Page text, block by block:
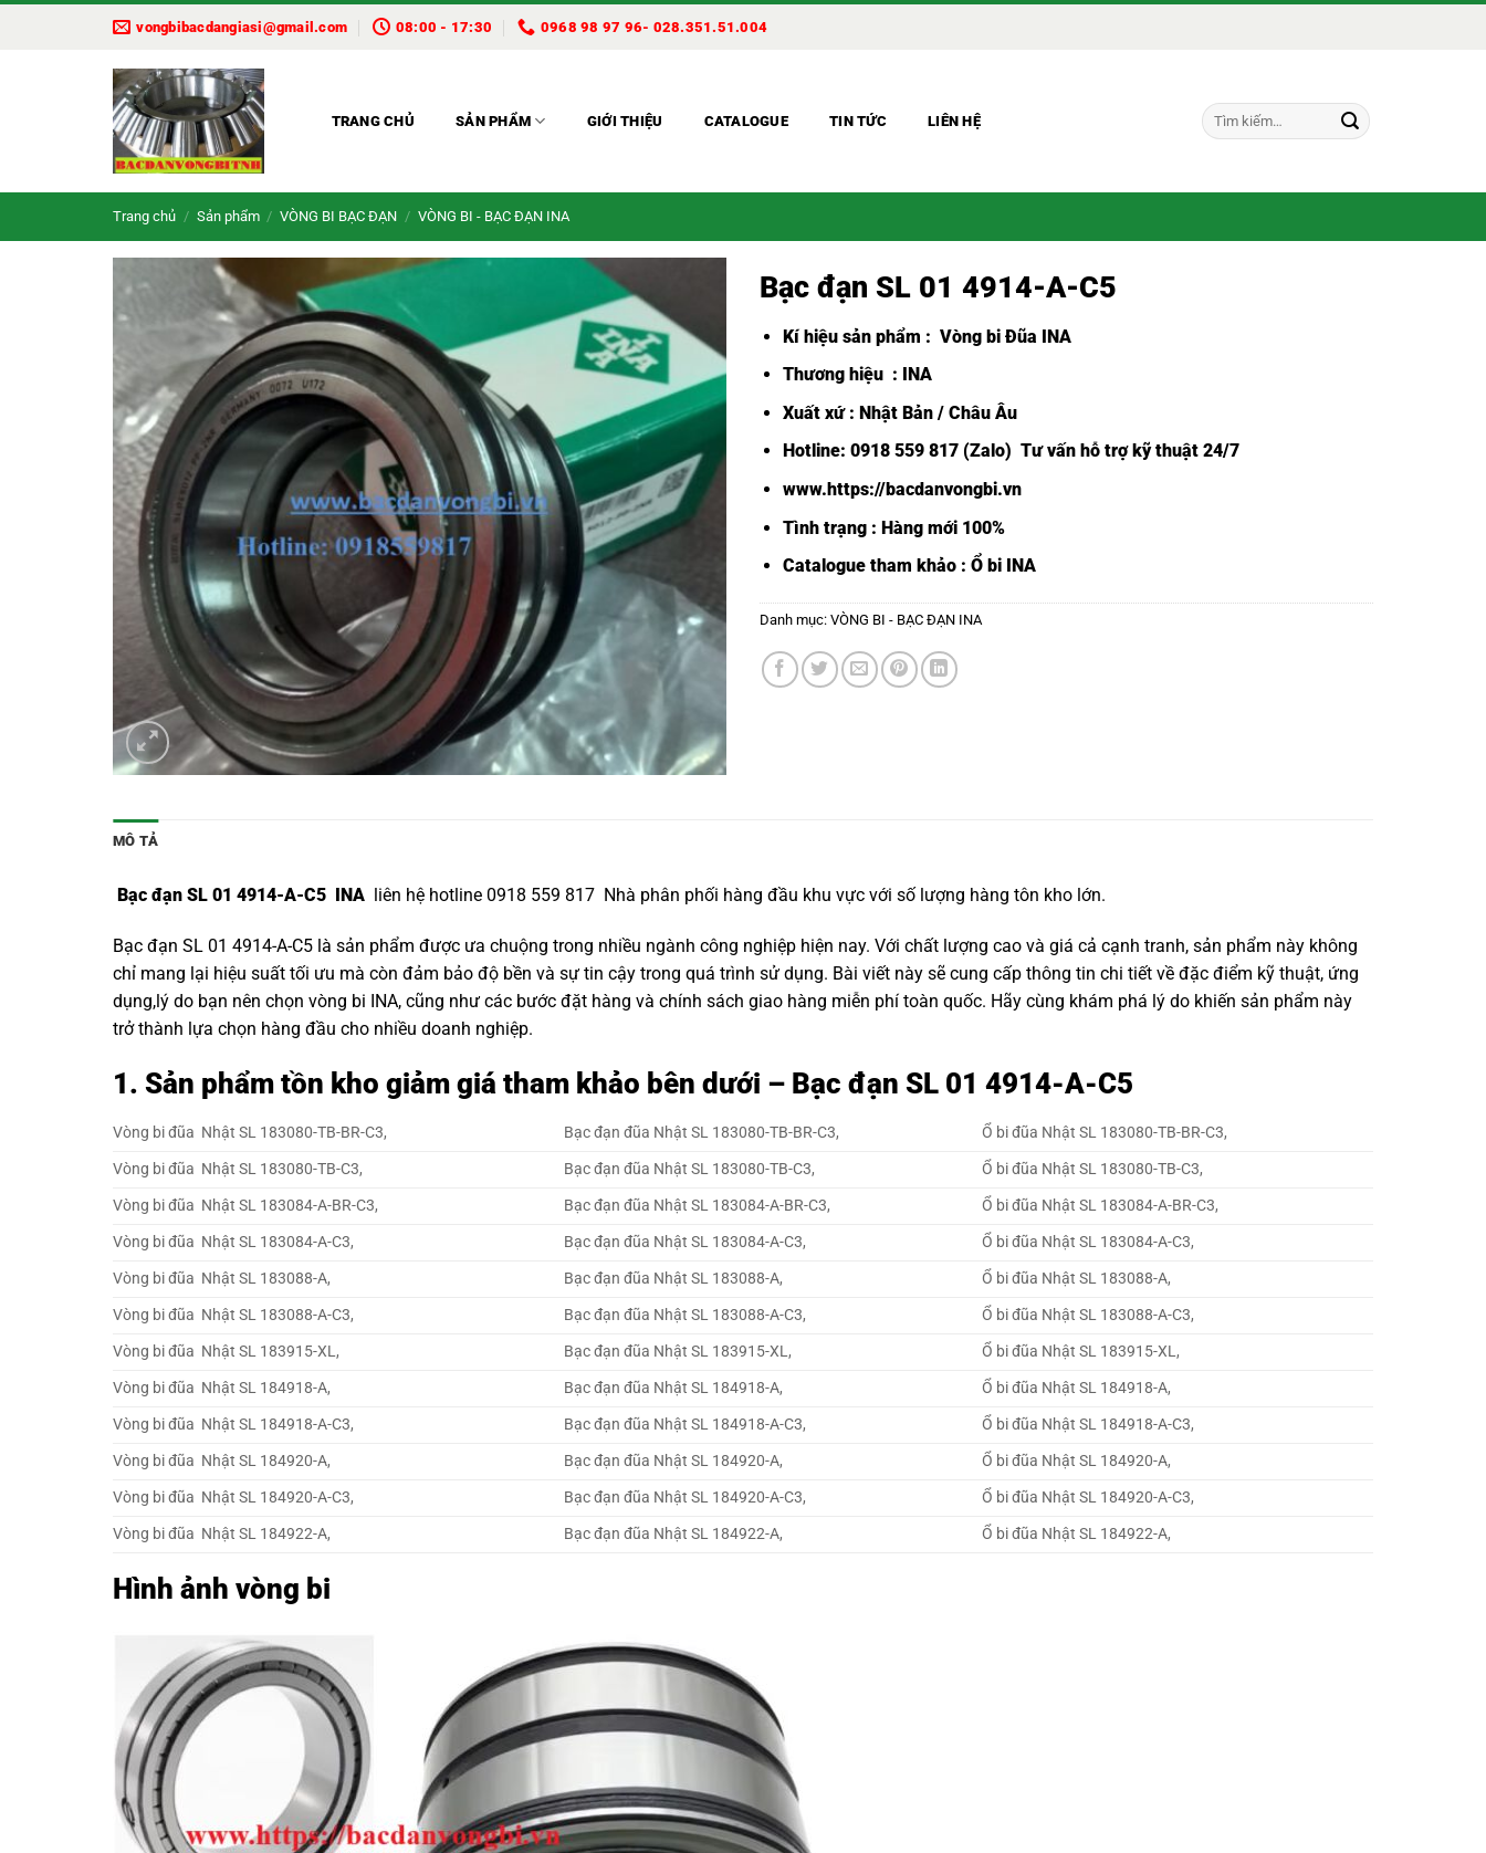
vongbibacdangiasi@gmail.com 08:00 - 17:30 0968 98 97 96- 028.351.51.004
TRANG CHỦ SẢN PHẨM GIỚI THIỆU CATALOGUE TIN TỨC LIÊN HỆ
Tìm
kiếm:
Trang chủ / Sản phẩm / VÒNG BI BẠC ĐẠN / VÒNG BI - BẠC ĐẠN INA
Bạc đạn SL 01 4914-A-C5
Kí hiệu sản phẩm : Vòng bi Đũa INA
Thương hiệu : INA
Xuất xứ : Nhật Bản / Châu Âu
Hotline: 0918 559 817 (Zalo) Tư vấn hỗ trợ kỹ thuật 24/7
www.https://bacdanvongbi.vn
Tình trạng : Hàng mới 100%
Catalogue tham khảo : Ổ bi INA
Danh mục: VÒNG BI - BẠC ĐẠN INA
MÔ TẢ
Bạc đạn SL 01 4914-A-C5 INA liên hệ hotline 0918 559 817 Nhà phân phối hàng đầu khu vực với số lượng hàng tôn kho lớn.
Bạc đạn SL 01 4914-A-C5 là sản phẩm được ưa chuộng trong nhiều ngành công nghiệp hiện nay. Với chất lượng cao và giá cả cạnh tranh, sản phẩm này không
chỉ mang lại hiệu suất tối ưu mà còn đảm bảo độ bền và sự tin cậy trong quá trình sử dụng. Bài viết này sẽ cung cấp thông tin chi tiết về đặc điểm kỹ thuật, ứng
dụng,lý do bạn nên chọn vòng bi INA, cũng như các bước đặt hàng và chính sách giao hàng miễn phí toàn quốc. Hãy cùng khám phá lý do khiến sản phẩm này
trở thành lựa chọn hàng đầu cho nhiều doanh nghiệp.
1. Sản phẩm tồn kho giảm giá tham khảo bên dưới – Bạc đạn SL 01 4914-A-C5
Vòng bi đũa Nhật SL 183080-TB-BR-C3, Bạc đạn đũa Nhật SL 183080-TB-BR-C3,
Ổ bi đũa Nhật SL 183080-TB-BR-C3,
Vòng bi đũa Nhật SL 183080-TB-C3,
Bạc đạn đũa Nhật SL 183080-TB-C3,
Ổ bi đũa Nhật SL 183080-TB-C3,
Vòng bi đũa Nhật SL 183084-A-BR-C3,
Bạc đạn đũa Nhật SL 183084-A-BR-C3,
Ổ bi đũa Nhật SL 183084-A-BR-C3,
Vòng bi đũa Nhật SL 183084-A-C3,
Bạc đạn đũa Nhật SL 183084-A-C3,
Ổ bi đũa Nhật SL 183084-A-C3,
Vòng bi đũa Nhật SL 183088-A,
Bạc đạn đũa Nhật SL 183088-A,
Ổ bi đũa Nhật SL 183088-A,
Vòng bi đũa Nhật SL 183088-A-C3,
Bạc đạn đũa Nhật SL 183088-A-C3,
Ổ bi đũa Nhật SL 183088-A-C3,
Vòng bi đũa Nhật SL 183915-XL,
Bạc đạn đũa Nhật SL 183915-XL,
Ổ bi đũa Nhật SL 183915-XL,
Vòng bi đũa Nhật SL 184918-A,
Bạc đạn đũa Nhật SL 184918-A,
Ổ bi đũa Nhật SL 184918-A,
Vòng bi đũa Nhật SL 184918-A-C3,
Bạc đạn đũa Nhật SL 184918-A-C3,
Ổ bi đũa Nhật SL 184918-A-C3,
Vòng bi đũa Nhật SL 184920-A,
Bạc đạn đũa Nhật SL 184920-A,
Ổ bi đũa Nhật SL 184920-A,
Vòng bi đũa Nhật SL 184920-A-C3,
Bạc đạn đũa Nhật SL 184920-A-C3,
Ổ bi đũa Nhật SL 184920-A-C3,
Vòng bi đũa Nhật SL 184922-A,
Bạc đạn đũa Nhật SL 184922-A, Ổ bi đũa Nhật SL 184922-A,
Hình ảnh vòng bi